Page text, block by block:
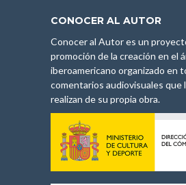
CONOCER AL AUTOR
Conocer al Autor es un
promoción de la creación en el
iberoamericano organizado en
comentarios audiovisuales que
realizan de su propia obra.